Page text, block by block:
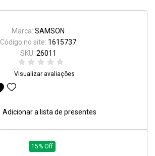
Marca: SAMSON
Código no site: 1615737
SKU: 26011
Visualizar avaliações
Adicionar a lista de presentes
15% Off